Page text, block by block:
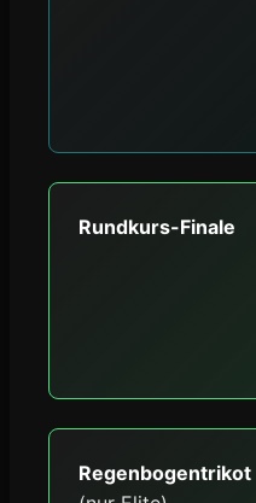
Rundkurs-Finale
Regenbogentrikot